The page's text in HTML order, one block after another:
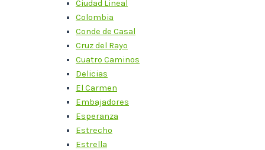
Ciudad Lineal
Colombia
Conde de Casal
Cruz del Rayo
Cuatro Caminos
Delicias
El Carmen
Embajadores
Esperanza
Estrecho
Estrella